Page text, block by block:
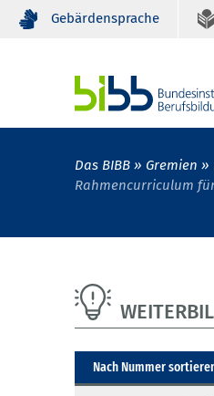
Gebärdensprache
Das BIBB Gremien
Rahmencurriculum
Nach Nummer